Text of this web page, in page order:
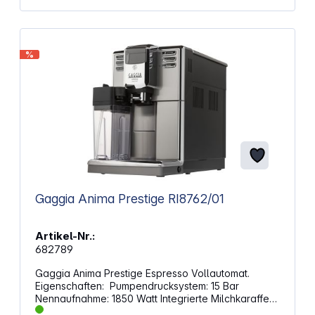
%
Gaggia Anima Prestige RI8762/01
Artikel-Nr.:
682789
Gaggia Anima Prestige Espresso Vollautomat.
Eigenschaften: Pumpendrucksystem: 15 Bar
Nennaufnahme: 1850 Watt Integrierte Milchkaraffe
mit Milchaufschäumdüse Fassungsvermögen